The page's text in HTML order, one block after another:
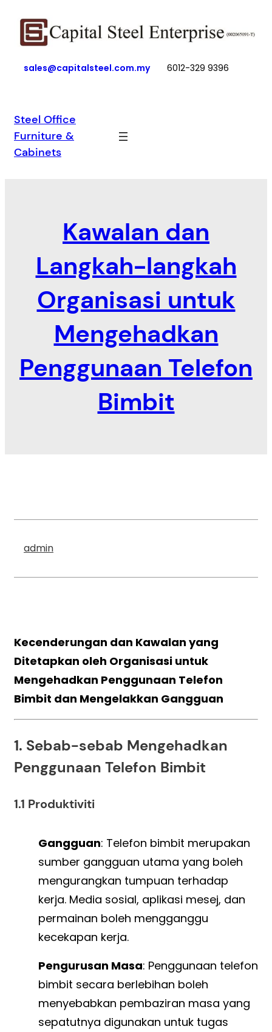
content
sales@capitalsteel.com.my 6012-329 9396
Steel Office
Furniture &
Cabinets
Kawalan dan
Langkah-langkah
Organisasi untuk
Mengehadkan
Penggunaan Telefon
Bimbit
admin
Kecenderungan dan Kawalan yang
Ditetapkan oleh Organisasi untuk
Mengehadkan Penggunaan Telefon
Bimbit dan Mengelakkan Gangguan
1. Sebab-sebab Mengehadkan
Penggunaan Telefon Bimbit
1.1 Produktiviti
Gangguan: Telefon bimbit merupakan
sumber gangguan utama yang boleh
mengurangkan tumpuan terhadap
kerja. Media sosial, aplikasi mesej, dan
permainan boleh mengganggu
kecekapan kerja.
Pengurusan Masa: Penggunaan telefon
bimbit secara berlebihan boleh
menyebabkan pembaziran masa yang
sepatutnya digunakan untuk tugas